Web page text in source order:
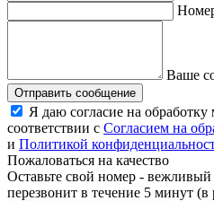
Ваше
Отправить сообщение
Я даю согласие на
соответствии с Согласием на
и Политикой
Пожаловаться на качество
Оставьте свой номер -
перезвонит в течение 5 минут (в